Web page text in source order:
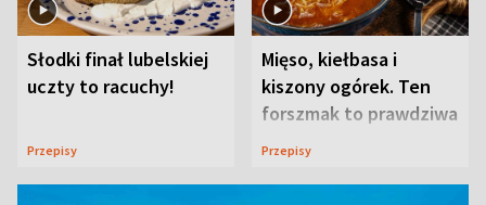
Słodki finał lubelskiej
uczty to racuchy!
Przepisy
Mięso, kiełbasa i
kiszony ogórek. Ten
forszmak to prawdziwa
uczta
Przepisy